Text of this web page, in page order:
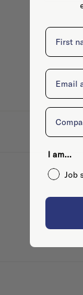
First name
Email
Company
I am...
Job